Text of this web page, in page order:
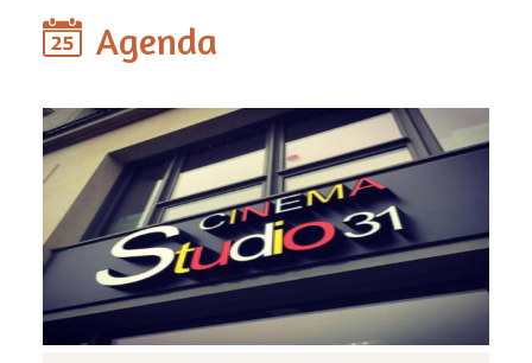
Agenda